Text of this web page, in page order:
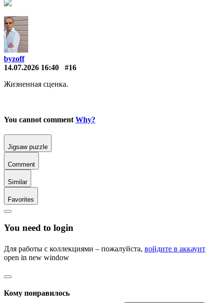
byzoff
14.07.2026 16:40
#16
Жизненная сценка.
You cannot comment Why?
Jigsaw puzzle
Comment
Similar
Favorites
You need to login
Для работы с коллекциями – пожалуйста, войдите в аккаунт
open in new window
Кому понравилось